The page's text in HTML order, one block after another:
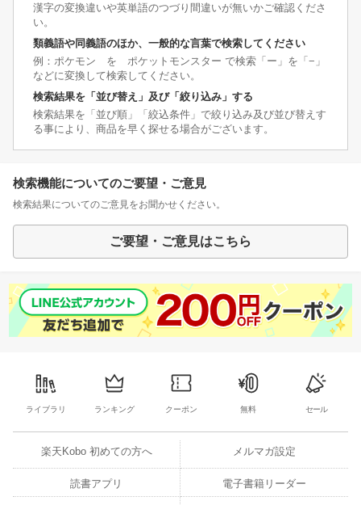
漢字の変換違いや英単語のつづり間違いが無いかご確認くださ
い。
類義語や同義語のほか、一般的な言葉で検索してください
例：ポケモン を ポケットモンスター で検索「ー」を「−」
などに変換して検索してください。
検索結果を「並び替え」及び「絞り込み」する
検索結果を「並び順」「絞込条件」で絞り込み及び並び替えす
る事により、商品を早く探せる場合がございます。
検索機能についてのご要望・ご意見
検索結果についてのご意見をお聞かせください。
ご要望・ご意見はこちら
ライブラリ ランキング クーポン 無料 セール
楽天Kobo 初めての方へ メルマガ設定
読書アプリ 電子書籍リーダー